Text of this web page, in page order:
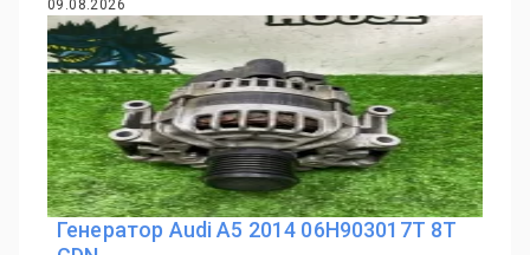
09.08.2026
Генератор Audi A5 2014 06H903017T 8T